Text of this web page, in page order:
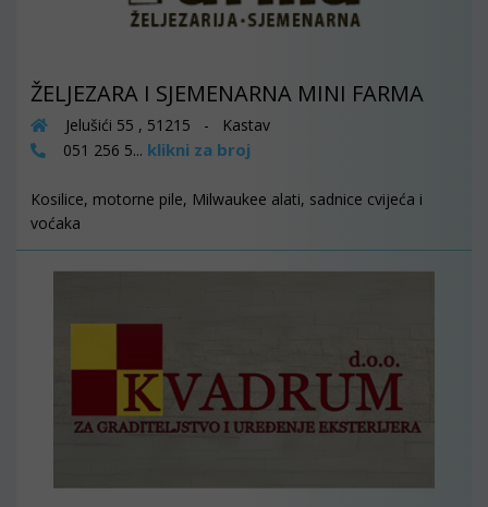
ŽELJEZARA I SJEMENARNA MINI FARMA
Jelušići 55 , 51215 - Kastav
051 256 5... klikni za broj
Kosilice, motorne pile, Milwaukee alati, sadnice cvijeća i
voćaka